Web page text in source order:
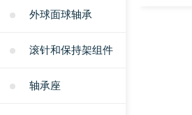
外球面球轴承
滚针和保持架组件
轴承座